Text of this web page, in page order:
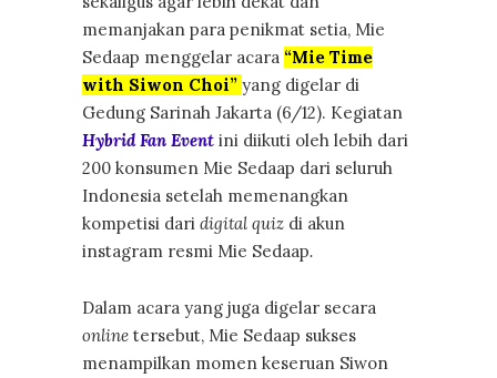
memanjakan para penikmat setia, Mie
Sedaap menggelar acara “Mie Time
with Siwon Choi” yang digelar di
Gedung Sarinah Jakarta (6/12). Kegiatan
Hybrid Fan Event ini diikuti oleh lebih dari
200 konsumen Mie Sedaap dari seluruh
Indonesia setelah memenangkan
kompetisi dari digital quiz di akun
instagram resmi Mie Sedaap.
Dalam acara yang juga digelar secara
online tersebut, Mie Sedaap sukses
menampilkan momen keseruan Siwon